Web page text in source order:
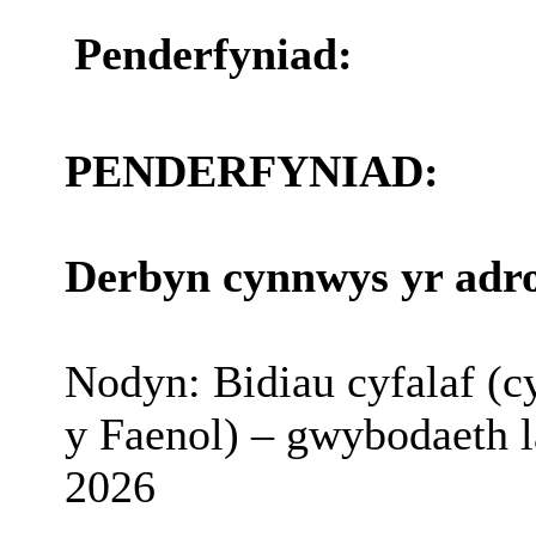
Penderfyniad:
PENDERFYNIAD:
Derbyn cynnwys yr
Nodyn: Bidiau cyfalaf
y Faenol) –
2026